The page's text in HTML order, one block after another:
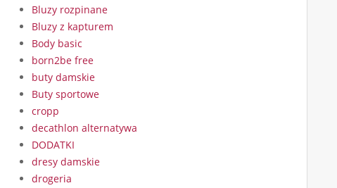
Bluzy rozpinane
Bluzy z kapturem
Body basic
born2be free
buty damskie
Buty sportowe
cropp
decathlon alternatywa
DODATKI
dresy damskie
drogeria